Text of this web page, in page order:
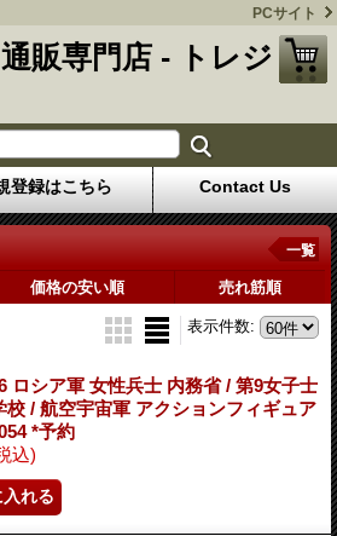
PCサイト
販専門店 - トレジ
登録はこちら Contact Us
一覧
価格の安い順 売れ筋順
表示件数:
ロシア軍 女性兵士 内務省 / 第9女子士
校 / 航空宇宙軍 アクションフィギュア
*予約
込)